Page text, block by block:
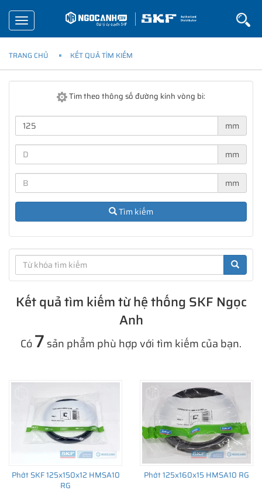
Toggle
navigation
TRANG CHỦ KẾT QUẢ TÌM KIẾM
Tìm theo thông số đường kính vòng bi:
mm
mm
mm
Tìm kiếm
Kết quả tìm kiếm từ hệ thống SKF Ngọc
Anh
Có7 sản phẩm phù hợp với tìm kiếm của bạn.
Phớt SKF 125x150x12 HMSA10
RG
Phớt 125x160x15 HMSA10 RG